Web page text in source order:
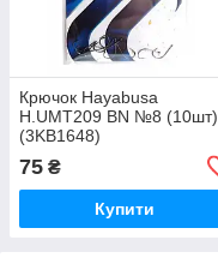
Крючок Hayabusa
H.UMT209 BN №8 (10шт)
(3KB1648)
75 ₴
Купити